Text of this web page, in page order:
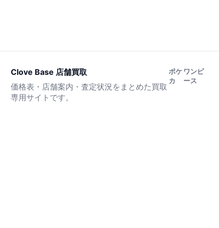
Clove Base 店舗買取
価格表・店舗案内・査定状況をまとめた買取
専用サイトです。
ポケ
カ
ワンピ
ース